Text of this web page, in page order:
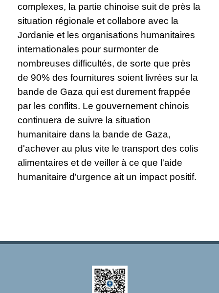
complexes, la partie chinoise suit de près la
situation régionale et collabore avec la
Jordanie et les organisations humanitaires
internationales pour surmonter de
nombreuses difficultés, de sorte que près
de 90% des fournitures soient livrées sur la
bande de Gaza qui est durement frappée
par les conflits. Le gouvernement chinois
continuera de suivre la situation
humanitaire dans la bande de Gaza,
d'achever au plus vite le transport des colis
alimentaires et de veiller à ce que l'aide
humanitaire d'urgence ait un impact positif.